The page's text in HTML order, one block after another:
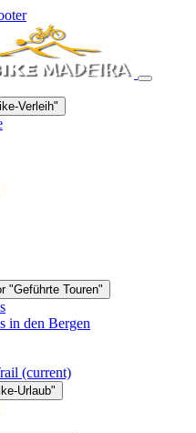
Verleih"
"Geführte Touren"
in den Bergen
(current)
Urlaub"